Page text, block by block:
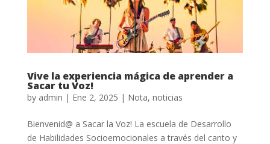
Vive la experiencia mágica de aprender a
Sacar tu Voz!
by admin | Ene 2, 2025 | Nota, noticias
Bienvenid@ a Sacar la Voz! La escuela de Desarrollo
de Habilidades Socioemocionales a través del canto y